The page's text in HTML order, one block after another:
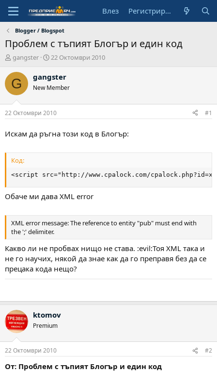
Влез Регистрирай се
Blogger / Blogspot
Проблем с тъпият Блогър и един код
А
т
о
gangster
Н
ч
а
л
а
д
т
22 Октомври 2010
G gangster
New Member
22 Октомври 2010 #1
Искам да ръгна този код в Блогър:
Код:
<script src="http://www.cpalock.com/
Обаче ми дава XML error
XML error message: The reference to entity "pub" must end with
the ';' delimiter.
Какво ли не пробвах нищо не става. :evil:Тоя XML така и
не го научих, някой да знае как да го преправя без да се
прецака кода нещо?
ktomov
Premium
22 Октомври 2010 #2
От: Проблем с тъпият Блогър и един код